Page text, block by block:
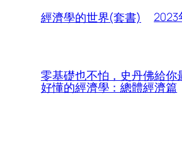
經濟學的世界(套書) 2023
零基礎也不怕，史丹佛給你
好懂的經濟學：總體經濟篇